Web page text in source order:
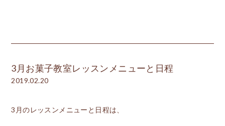
3月お菓子教室レッスンメニューと日程
2019.02.20
3月のレッスンメニューと日程は、